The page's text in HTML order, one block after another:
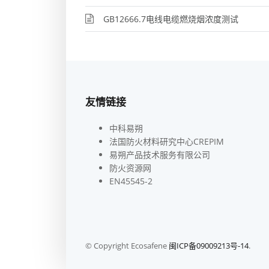
GB12666.7电线电缆燃烧烟浓度测试
友情链接
中科易朔
法国防火材料研究中心CREPIM
易朔产品技术服务有限公司
防火资源网
EN45545-2
© Copyright Ecosafene 闽ICP备09009213号-14.